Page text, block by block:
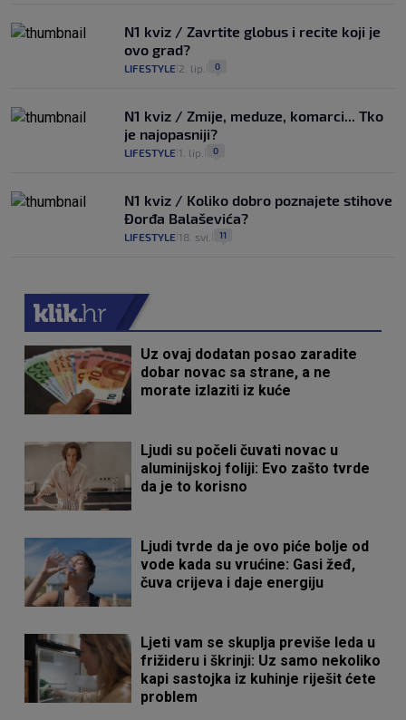
N1 kviz / Zavrtite globus i recite koji je
ovo grad?
LIFESTYLE 2. lip. 0
N1 kviz / Zmije, meduze, komarci... Tko
je najopasniji?
LIFESTYLE 1. lip. 0
N1 kviz / Koliko dobro poznajete stihove
Đorđa Balaševića?
LIFESTYLE 18. svi. 11
Uz ovaj dodatan posao zaradite
dobar novac sa strane, a ne
morate izlaziti iz kuće
Ljudi su počeli čuvati novac u
aluminijskoj foliji: Evo zašto tvrde
da je to korisno
Ljudi tvrde da je ovo piće bolje od
vode kada su vrućine: Gasi žeđ,
čuva crijeva i daje energiju
Ljeti vam se skuplja previše leda u
frižideru i škrinji: Uz samo nekoliko
kapi sastojka iz kuhinje riješit ćete
problem